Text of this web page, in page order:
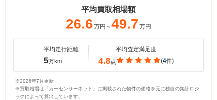
平均買取相場額
26.6 万円～49.7 万円
平均走行距離
5万km
平均査定満足度
4.8点 (4件)
※2026年7月更新
※買取相場は「カーセンサーネット」に掲載された物件の価格を元に独自の集計ロジ
ックによって算出しています。